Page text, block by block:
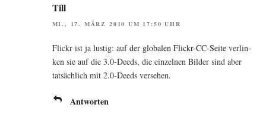
Till
MI., 17. MÄRZ 2010 UM 17:50 UHR
Flickr ist ja lus­tig: aufder glo­ba­len Flickr-CC-Sei­tever­lin­
ken sie auf die 3.0‑Deeds, die ein­zel­nen Bil­der sind aber
tat­säch­lich mit 2.0‑Deeds versehen.
Antworten